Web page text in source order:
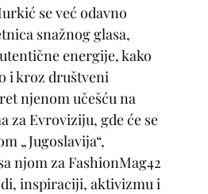
se već odavno
snažnog glasa,
energije, kako
i kroz društveni
njenom učešću na
za Evroviziju, gde će se
„Jugoslavija“,
njom za FashionMag42
inspiraciji, aktivizmu i